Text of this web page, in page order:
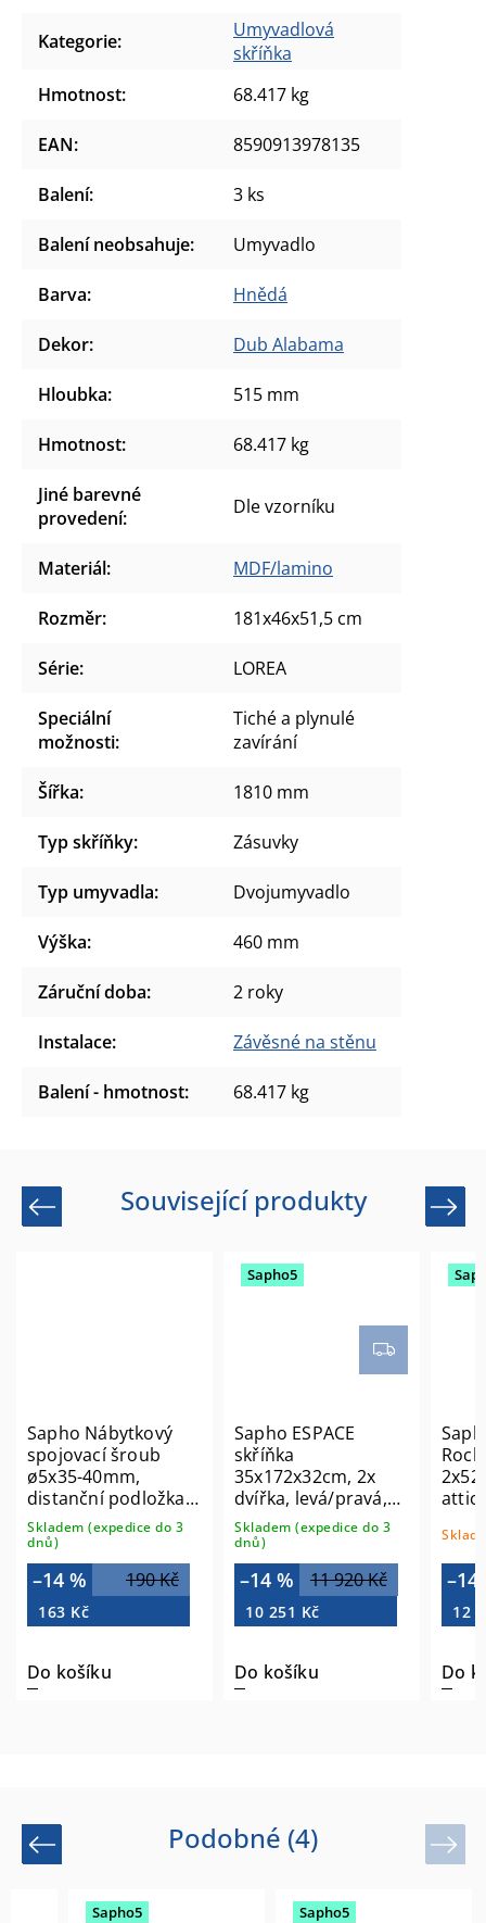
Kategorie:
Umyvadlová
skříňka
Hmotnost: 68.417 kg
EAN: 8590913978135
Balení: 3 ks
Balení neobsahuje: Umyvadlo
Barva: Hnědá
Dekor: Dub Alabama
Hloubka: 515 mm
Hmotnost: 68.417 kg
Jiné barevné
provedení: Dle vzorníku
Materiál: MDF/lamino
Rozměr: 181x46x51,5 cm
Série: LOREA
Speciální
možnosti:
Tiché a plynulé
zavírání
Šířka: 1810 mm
Typ skříňky: Zásuvky
Typ umyvadla: Dvojumyvadlo
Výška: 460 mm
Záruční doba: 2 roky
Instalace: Závěsné na stěnu
Balení - hmotnost: 68.417 kg
Související produkty
Previous
Sapho Nábytkový
spojovací šroub
ø5x35-40mm,
distanční podložka
mezi korpusy (4ks)
MX005
Skladem (expedice do 3
dnů)
190 Kč
–14 %
163 Kč
Do košíku
Sapho5
Sapho ESPACE
skříňka
35x172x32cm, 2x
dvířka, levá/pravá,
dub alabama
ESC230-2222
Skladem (expedice do 3
dnů)
11 920 Kč
–14 %
10 251 Kč
Do košíku
–14
12
Do
Next
Podobné (4)
Previous
Sapho5 Sapho5
Next